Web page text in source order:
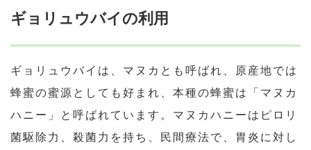
ギョリュウバイの利用
ギョリュウバイは、マヌカとも呼ばれ、原産地では
蜂蜜の蜜源としても好まれ、本種の蜂蜜は「マヌカ
ハニー」と呼ばれています。マヌカハニーはピロリ
菌駆除力、殺菌力を持ち、民間療法で、胃炎に対し